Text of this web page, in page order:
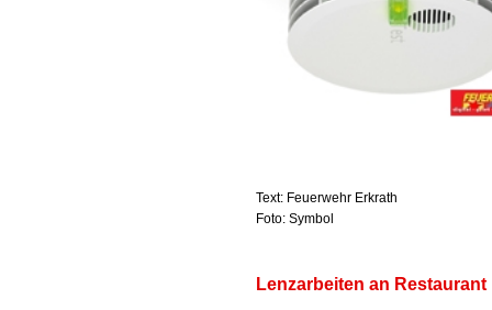
Text: Feuerwehr Erkrath
Foto: Symbol
Lenzarbeiten an Restaurant